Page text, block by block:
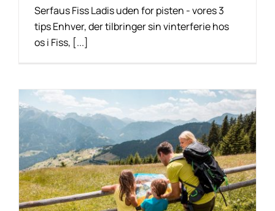
Serfaus Fiss Ladis uden for pisten - vores 3
tips Enhver, der tilbringer sin vinterferie hos
os i Fiss, [...]
Vandretip til familier:
Heksestien i Fiss . ved
Sonnenterrasse
ferielejlighed
Tip til vandring Unkategorisiert